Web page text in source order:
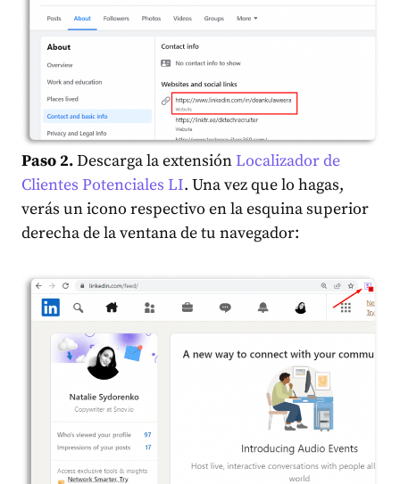
Paso 2.Descarga la extensiónLocalizador de
Clientes Potenciales LI. Una vez que lo hagas,
verás un icono respectivo en la esquina superior
derecha de la ventana de tu navegador: